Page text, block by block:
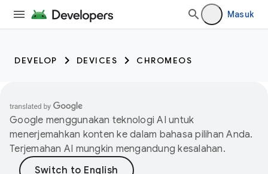
Masuk
DEVELOP DEVICES CHROMEOS
Google menggunakan teknologi AI untuk
menerjemahkan konten ke dalam bahasa pilihan Anda.
Terjemahan AI mungkin mengandung kesalahan.